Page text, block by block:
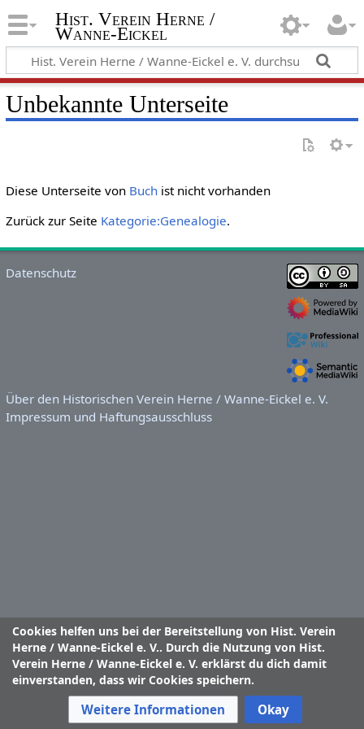
Hist. Verein Herne /
Wanne-Eickel
Unbekannte Unterseite
Diese Unterseite von Buchist nicht vorhanden
Zurück zur Seite Kategorie:Genealogie.
Cookies helfen uns bei der Bereitstellung von Hist. Verein
Herne / Wanne-Eickel e. V.. Durch die Nutzung von Hist.
Verein Herne / Wanne-Eickel e. V. erklärst du dich damit
einverstanden, dass wir Cookies speichern.
Weitere Informationen Okay
Datenschutz
Über den Historischen Verein Herne / Wanne-Eickel e. V.
Impressum und Haftungsausschluss